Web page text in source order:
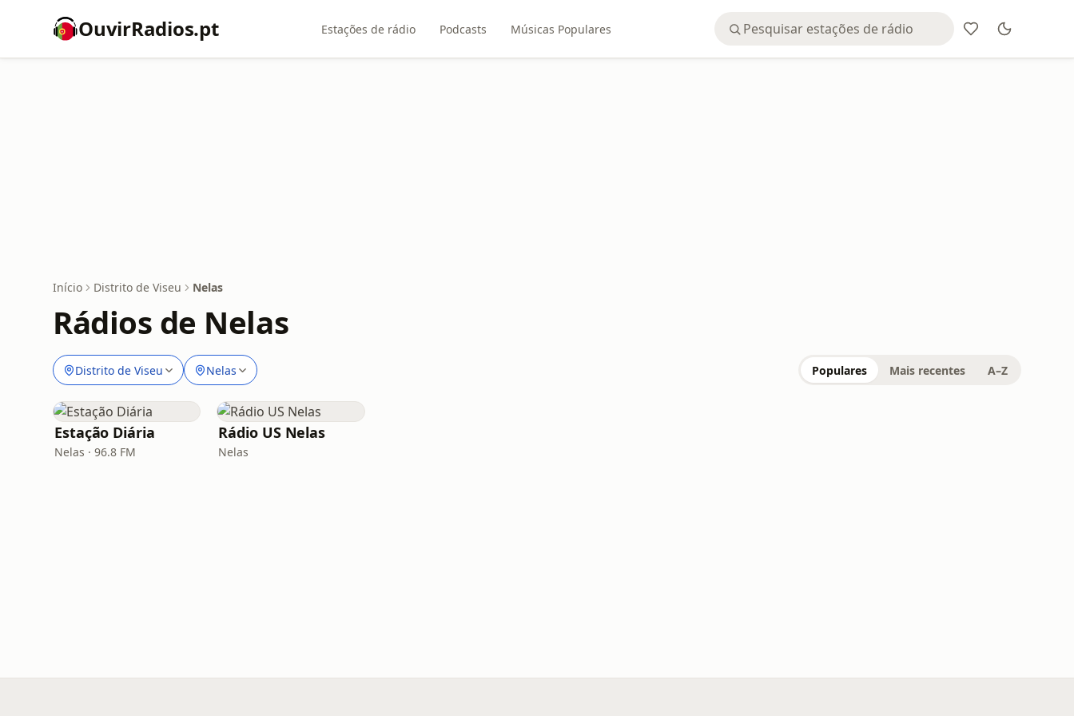
OuvirRadios.pt Estações de rádio Podcasts Músicas Populares
Início Distrito de Viseu Nelas
Rádios de Nelas
Distrito de Viseu Nelas Populares Mais recentes A–Z
Estação Diária
Nelas · 96.8 FM
Rádio US Nelas
Nelas